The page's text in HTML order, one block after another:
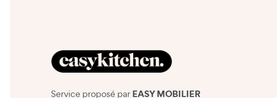
Service proposé par EASY MOBILIER